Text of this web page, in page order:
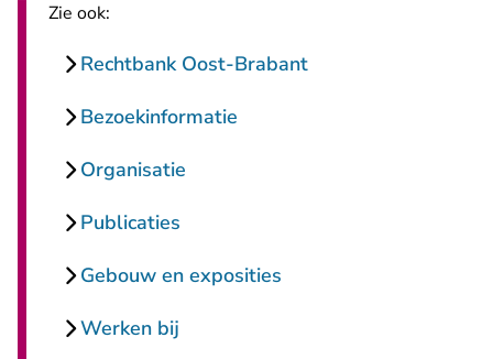
Zie ook:
Rechtbank Oost-Brabant
Bezoekinformatie
Organisatie
Publicaties
Gebouw en exposities
Werken bij